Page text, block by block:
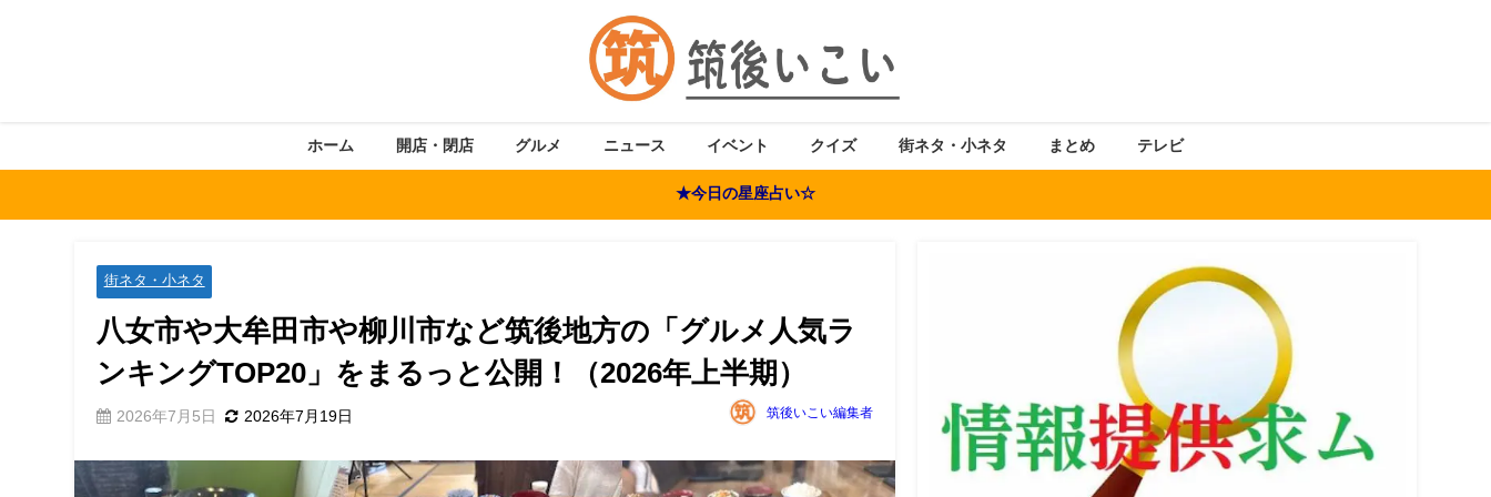
ホーム 開店・閉店 グルメ ニュース イベント クイズ 街ネタ・小ネタ まとめ テレビ
★今日の星座占い☆
街ネタ・小ネタ
八女市や大牟田市や柳川市など筑後地方の「グルメ人気ラ
ンキングTOP20」をまるっと公開！（2026年上半期）
2026年7月5日 2026年7月19日 筑後いこい編集者